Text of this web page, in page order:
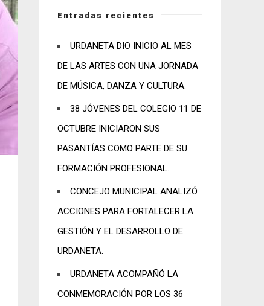
Entradas recientes
URDANETA DIO INICIO AL MES
DE LAS ARTES CON UNA JORNADA
DE MÚSICA, DANZA Y CULTURA.
38 JÓVENES DEL COLEGIO 11 DE
OCTUBRE INICIARON SUS
PASANTÍAS COMO PARTE DE SU
FORMACIÓN PROFESIONAL.
CONCEJO MUNICIPAL ANALIZÓ
ACCIONES PARA FORTALECER LA
GESTIÓN Y EL DESARROLLO DE
URDANETA.
URDANETA ACOMPAÑÓ LA
CONMEMORACIÓN POR LOS 36